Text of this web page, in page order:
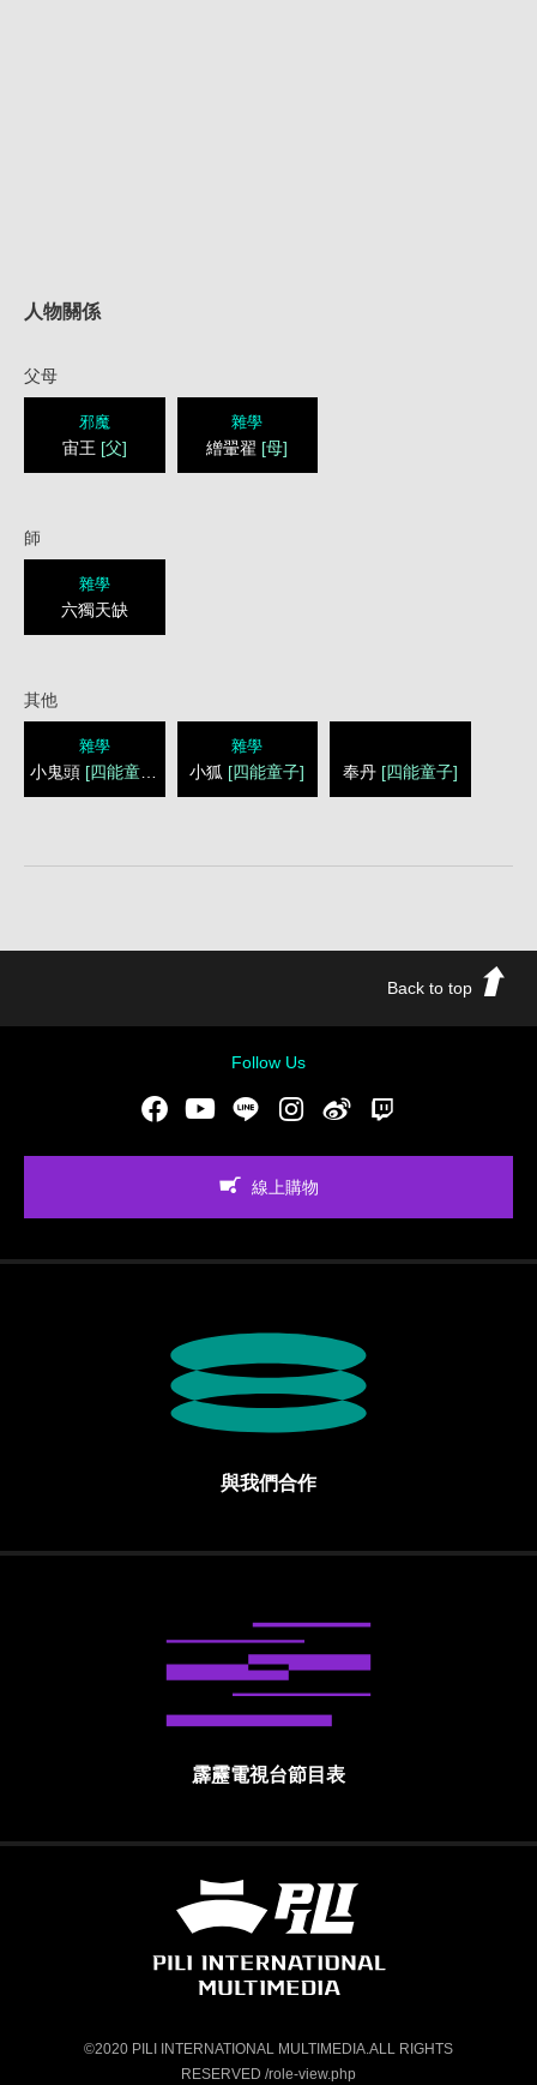
人物關係
父母
邪魔
宙王 [父]
雜學
繒翬翟 [母]
師
雜學
六獨天缺
其他
雜學
小鬼頭 [四能童子]
雜學
小狐 [四能童子] 奉丹 [四能童子]
Back to top
Follow Us
FacebookYoutubeLINE Instgram新浪微博
線上購物
與我們合作
霹靂電視台節目表
霹靂國際多媒體股份有限公司 PILI
©2020 PILI INTERNATIONAL MULTIMEDIA.ALL RIGHTS
RESERVED /role-view.php